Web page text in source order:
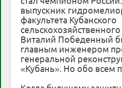
выпускник
факультета Кубанского
сельскохозяйственного
Виталий Победенный
главным инженером
генеральной
«Кубань». Но обо всем